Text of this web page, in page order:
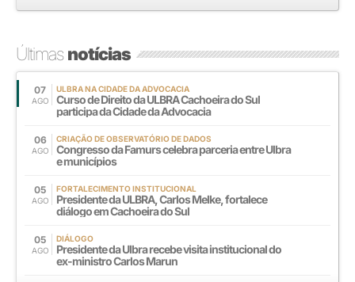
Últimasnotícias
07
AGO
ULBRA NA CIDADE DA ADVOCACIA
Curso de Direito da ULBRA Cachoeira do Sul
participa da Cidade da Advocacia
06
AGO
CRIAÇÃO DE OBSERVATÓRIO DE DADOS
Congresso da Famurs celebra parceria entre Ulbra
e municípios
05
AGO
FORTALECIMENTO INSTITUCIONAL
Presidente da ULBRA, Carlos Melke, fortalece
diálogo em Cachoeira do Sul
05
AGO
DIÁLOGO
Presidente da Ulbra recebe visita institucional do
ex-ministro Carlos Marun